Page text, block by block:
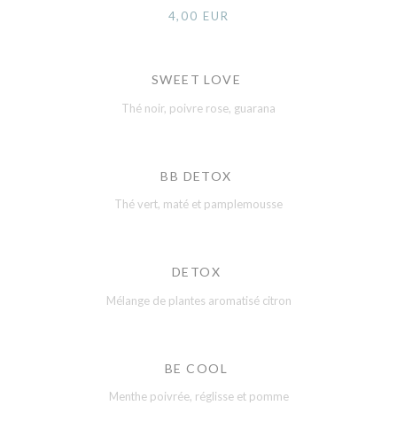
4,00 EUR
SWEET LOVE
Thé noir, poivre rose, guarana
BB DETOX
Thé vert, maté et pamplemousse
DETOX
Mélange de plantes aromatisé citron
BE COOL
Menthe poivrée, réglisse et pomme